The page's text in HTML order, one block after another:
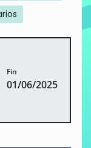
Fin
01/06/2025